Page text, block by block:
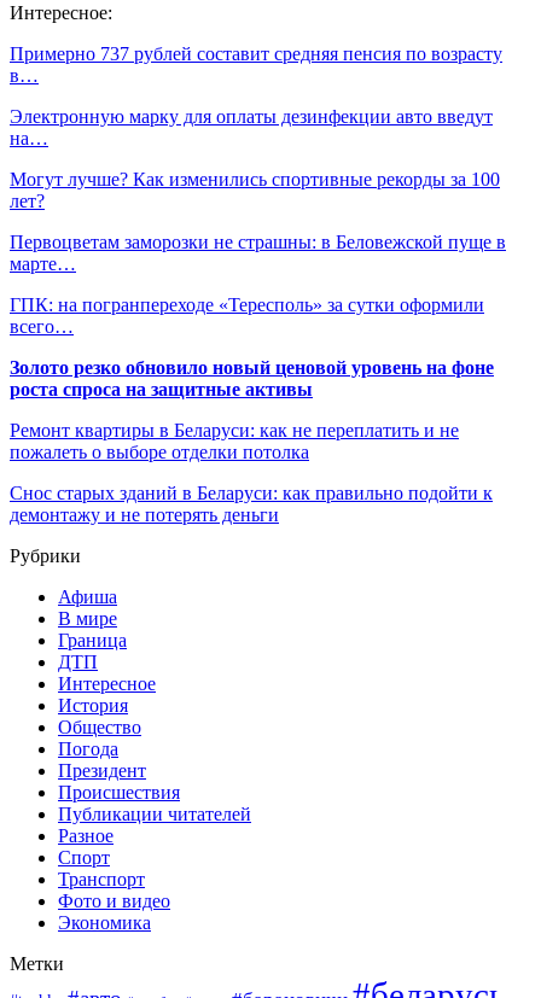
Интересное:
Примерно 737 рублей составит средняя пенсия по возрасту
в…
Электронную марку для оплаты дезинфекции авто введут
на…
Могут лучше? Как изменились спортивные рекорды за 100
лет?
Первоцветам заморозки не страшны: в Беловежской пуще в
марте…
ГПК: на погранпереходе «Тересполь» за сутки оформили
всего…
Золото резко обновило новый ценовой уровень на фоне
роста спроса на защитные активы
Ремонт квартиры в Беларуси: как не переплатить и не
пожалеть о выборе отделки потолка
Снос старых зданий в Беларуси: как правильно подойти к
демонтажу и не потерять деньги
Рубрики
Афиша
В мире
Граница
ДТП
Интересное
История
Общество
Погода
Президент
Происшествия
Публикации читателей
Разное
Спорт
Транспорт
Фото и видео
Экономика
Метки